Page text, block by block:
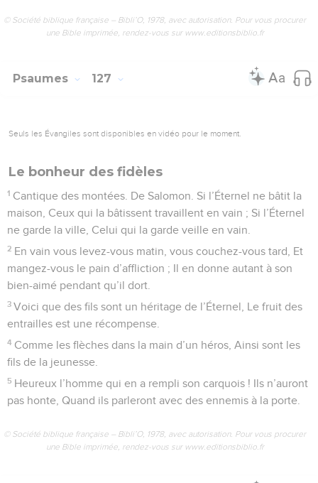
© Société biblique française – Bibli’O, 1978, avec autorisation. Pour vous procurer
une Bible imprimée, rendez-vous sur www.editionsbiblio.fr
Psaumes 127
Seuls les Évangiles sont disponibles en vidéo pour le moment.
Le bonheur des fidèles
1 Cantique des montées. De Salomon. Si l’Éternel ne bâtit la
maison, Ceux qui la bâtissent travaillent en vain ; Si l’Éternel
ne garde la ville, Celui qui la garde veille en vain.
2 En vain vous levez-vous matin, vous couchez-vous tard, Et
mangez-vous le pain d’affliction ; Il en donne autant à son
bien-aimé pendant qu’il dort.
3 Voici que des fils sont un héritage de l’Éternel, Le fruit des
entrailles est une récompense.
4 Comme les flèches dans la main d’un héros, Ainsi sont les
fils de la jeunesse.
5 Heureux l’homme qui en a rempli son carquois ! Ils n’auront
pas honte, Quand ils parleront avec des ennemis à la porte.
© Société biblique française – Bibli’O, 1978, avec autorisation. Pour vous procurer
une Bible imprimée, rendez-vous sur www.editionsbiblio.fr